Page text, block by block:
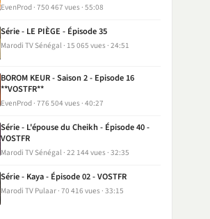
EvenProd 750 467 vues 55:08
Série - LE PIÈGE - Épisode 35
Marodi TV Sénégal 15 065 vues 24:51
BOROM KEUR - Saison 2 - Episode 16
**VOSTFR**
EvenProd 776 504 vues 40:27
Série - L'épouse du Cheikh - Épisode 40 -
VOSTFR
Marodi TV Sénégal 22 144 vues 32:35
Série - Kaya - Épisode 02 - VOSTFR
Marodi TV Pulaar 70 416 vues 33:15